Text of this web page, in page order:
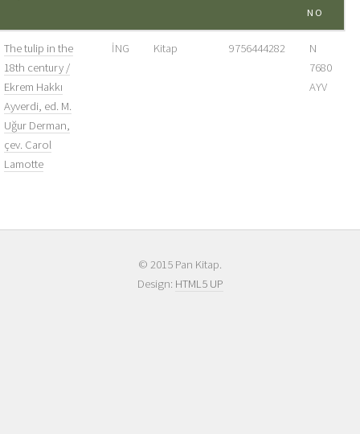
NO
The tulip in the
18th century /
Ekrem Hakkı
Ayverdi, ed. M.
Uğur Derman,
çev. Carol
Lamotte
İNG Kitap 9756444282
N
7680
AYV
© 2015 Pan Kitap.
Design: HTML5 UP